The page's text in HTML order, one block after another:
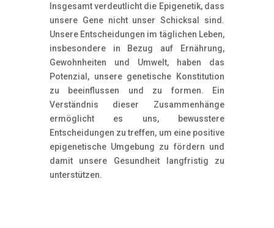
Insgesamt verdeutlicht die Epigenetik, dass
unsere Gene nicht unser Schicksal sind.
Unsere Entscheidungen im täglichen Leben,
insbesondere in Bezug auf Ernährung,
Gewohnheiten und Umwelt, haben das
Potenzial, unsere genetische Konstitution
zu beeinflussen und zu formen. Ein
Verständnis dieser Zusammenhänge
ermöglicht es uns, bewusstere
Entscheidungen zu treffen, um eine positive
epigenetische Umgebung zu fördern und
damit unsere Gesundheit langfristig zu
unterstützen.